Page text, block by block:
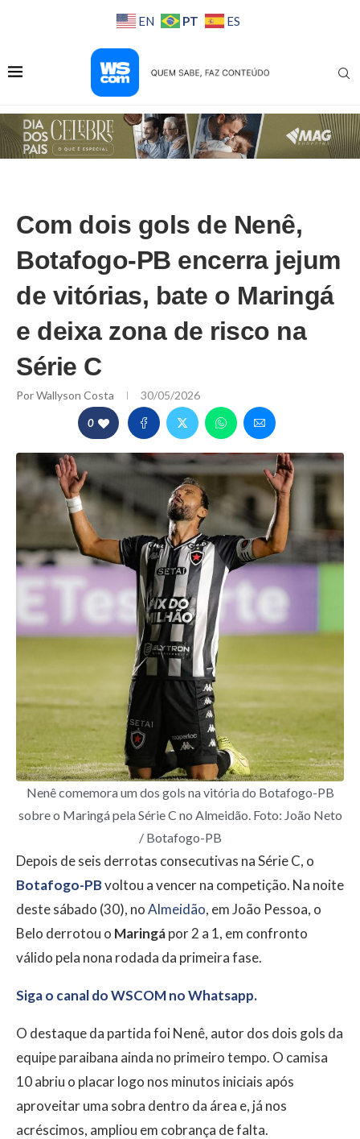
EN PT ES
Com dois gols de Nenê,
Botafogo-PB encerra jejum
de vitórias, bate o Maringá
e deixa zona de risco na
Série C
PorWallyson Costa 30/05/2026
0
Nenê comemora um dos gols na vitória do Botafogo-PB
sobre o Maringá pela Série C no Almeidão. Foto: João Neto
/ Botafogo-PB
Depois de seis derrotas consecutivas na Série C, o
Botafogo-PBvoltou a vencer na competição. Na noite
deste sábado (30), noAlmeidão, em João Pessoa, o
Belo derrotou o Maringápor 2 a 1, em confronto
válido pela nona rodada da primeira fase.
Siga o canal do WSCOM no Whatsapp.
O destaque da partida foi Nenê, autor dos dois gols da
equipe paraibana ainda no primeiro tempo. O camisa
10 abriu o placar logo nos minutos iniciais após
aproveitar uma sobra dentro da área e, já nos
acréscimos, ampliou em cobrança de falta.